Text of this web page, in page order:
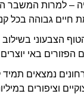
– למרות המשבר
חיים גבוהה בכל
הצבעוני
הפזורים באי
נמצאים תמיד
וציפורים